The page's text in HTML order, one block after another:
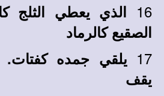
16 الذي يعطي الثلج
الصقيع كالرماد
17 يلقي جمده
يقف